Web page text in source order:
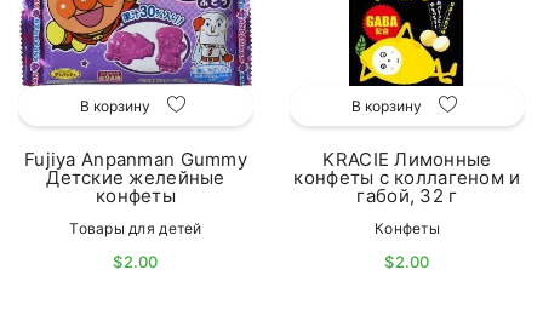
В корзину
Fujiya Anpanman Gummy
Детские желейные
конфеты
Товары для детей
$2.00
В корзину
KRACIE Лимонные
конфеты с коллагеном и
габой, 32 г
Конфеты
$2.00